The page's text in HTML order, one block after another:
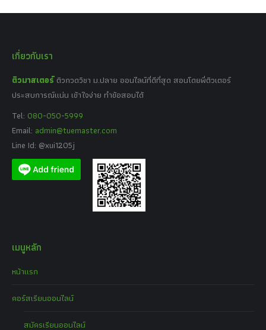
เกี่ยวกับเรา
ติวมาสเตอร์ ติวกวดวิชา ม.ปลาย ออนไลน์ที่ดีที่สุด สอนโดยพี่ติวเตอร์
ประสบการณ์แน่น เข้าใจง่าย ทำข้อสอบได้
Tel: 080-050-5999
Email: admin@tuemaster.com
Line Id: @xui1205j
เมนูหลัก
หน้าแรก
คอร์สเรียนออนไลน์
สมัครเรียนออนไลน์